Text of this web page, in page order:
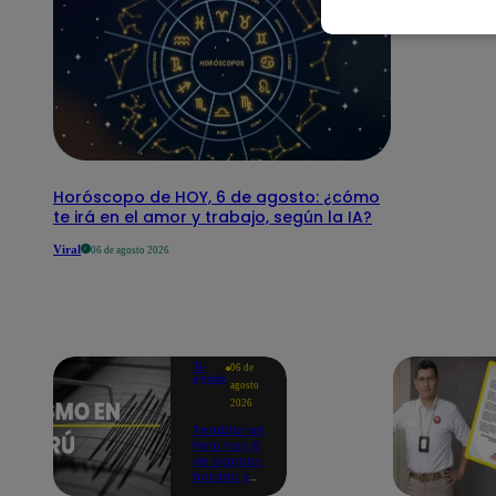
Horóscopo de HOY, 6 de agosto: ¿cómo
te irá en el amor y trabajo, según la IA?
Viral 06 de agosto 2026
Te
ayudo
06 de
agosto
2026
Temblor en
Perú hoy, 6
de agosto:
horario y